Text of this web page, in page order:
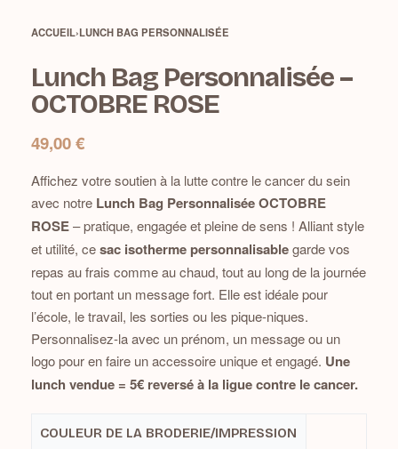
ACCUEIL›LUNCH BAG PERSONNALISÉE
Lunch Bag Personnalisée –
OCTOBRE ROSE
49,00€
Affichez votre soutien à la lutte contre le cancer du sein
avec notre Lunch Bag Personnalisée OCTOBRE
ROSE– pratique, engagée et pleine de sens ! Alliant style
et utilité, cesac isotherme personnalisablegarde vos
repas au frais comme au chaud, tout au long de la journée
tout en portant un message fort. Elle est idéale pour
l’école, le travail, les sorties ou les pique-niques.
Personnalisez-la avec un prénom, un message ou un
logo pour en faire un accessoire unique et engagé. Une
lunch vendue = 5€ reversé à la ligue contre le cancer.
COULEUR DE LA BRODERIE/IMPRESSION